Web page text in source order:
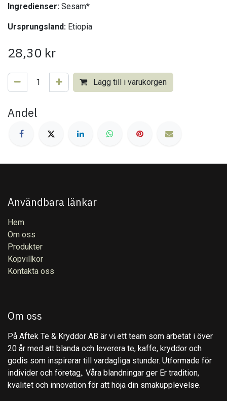
Ingredienser: Sesam*
Ursprungsland: Etiopia
28,30 kr
Lägg till i varukorgen
Andel
Användbara länkar
Hem
Om oss
Produkter
Köpvillkor
Kontakta oss
Om oss
På Aftek Te & Kryddor AB är vi ett team som arbetat i över
20 år med att blanda och leverera te, kaffe, kryddor och
godis som inspirerar till vardagliga stunder. Utformade för
individer och företag,. Våra blandningar ger Er tradition,
kvalitet och innovation för att höja din smakupplevelse.